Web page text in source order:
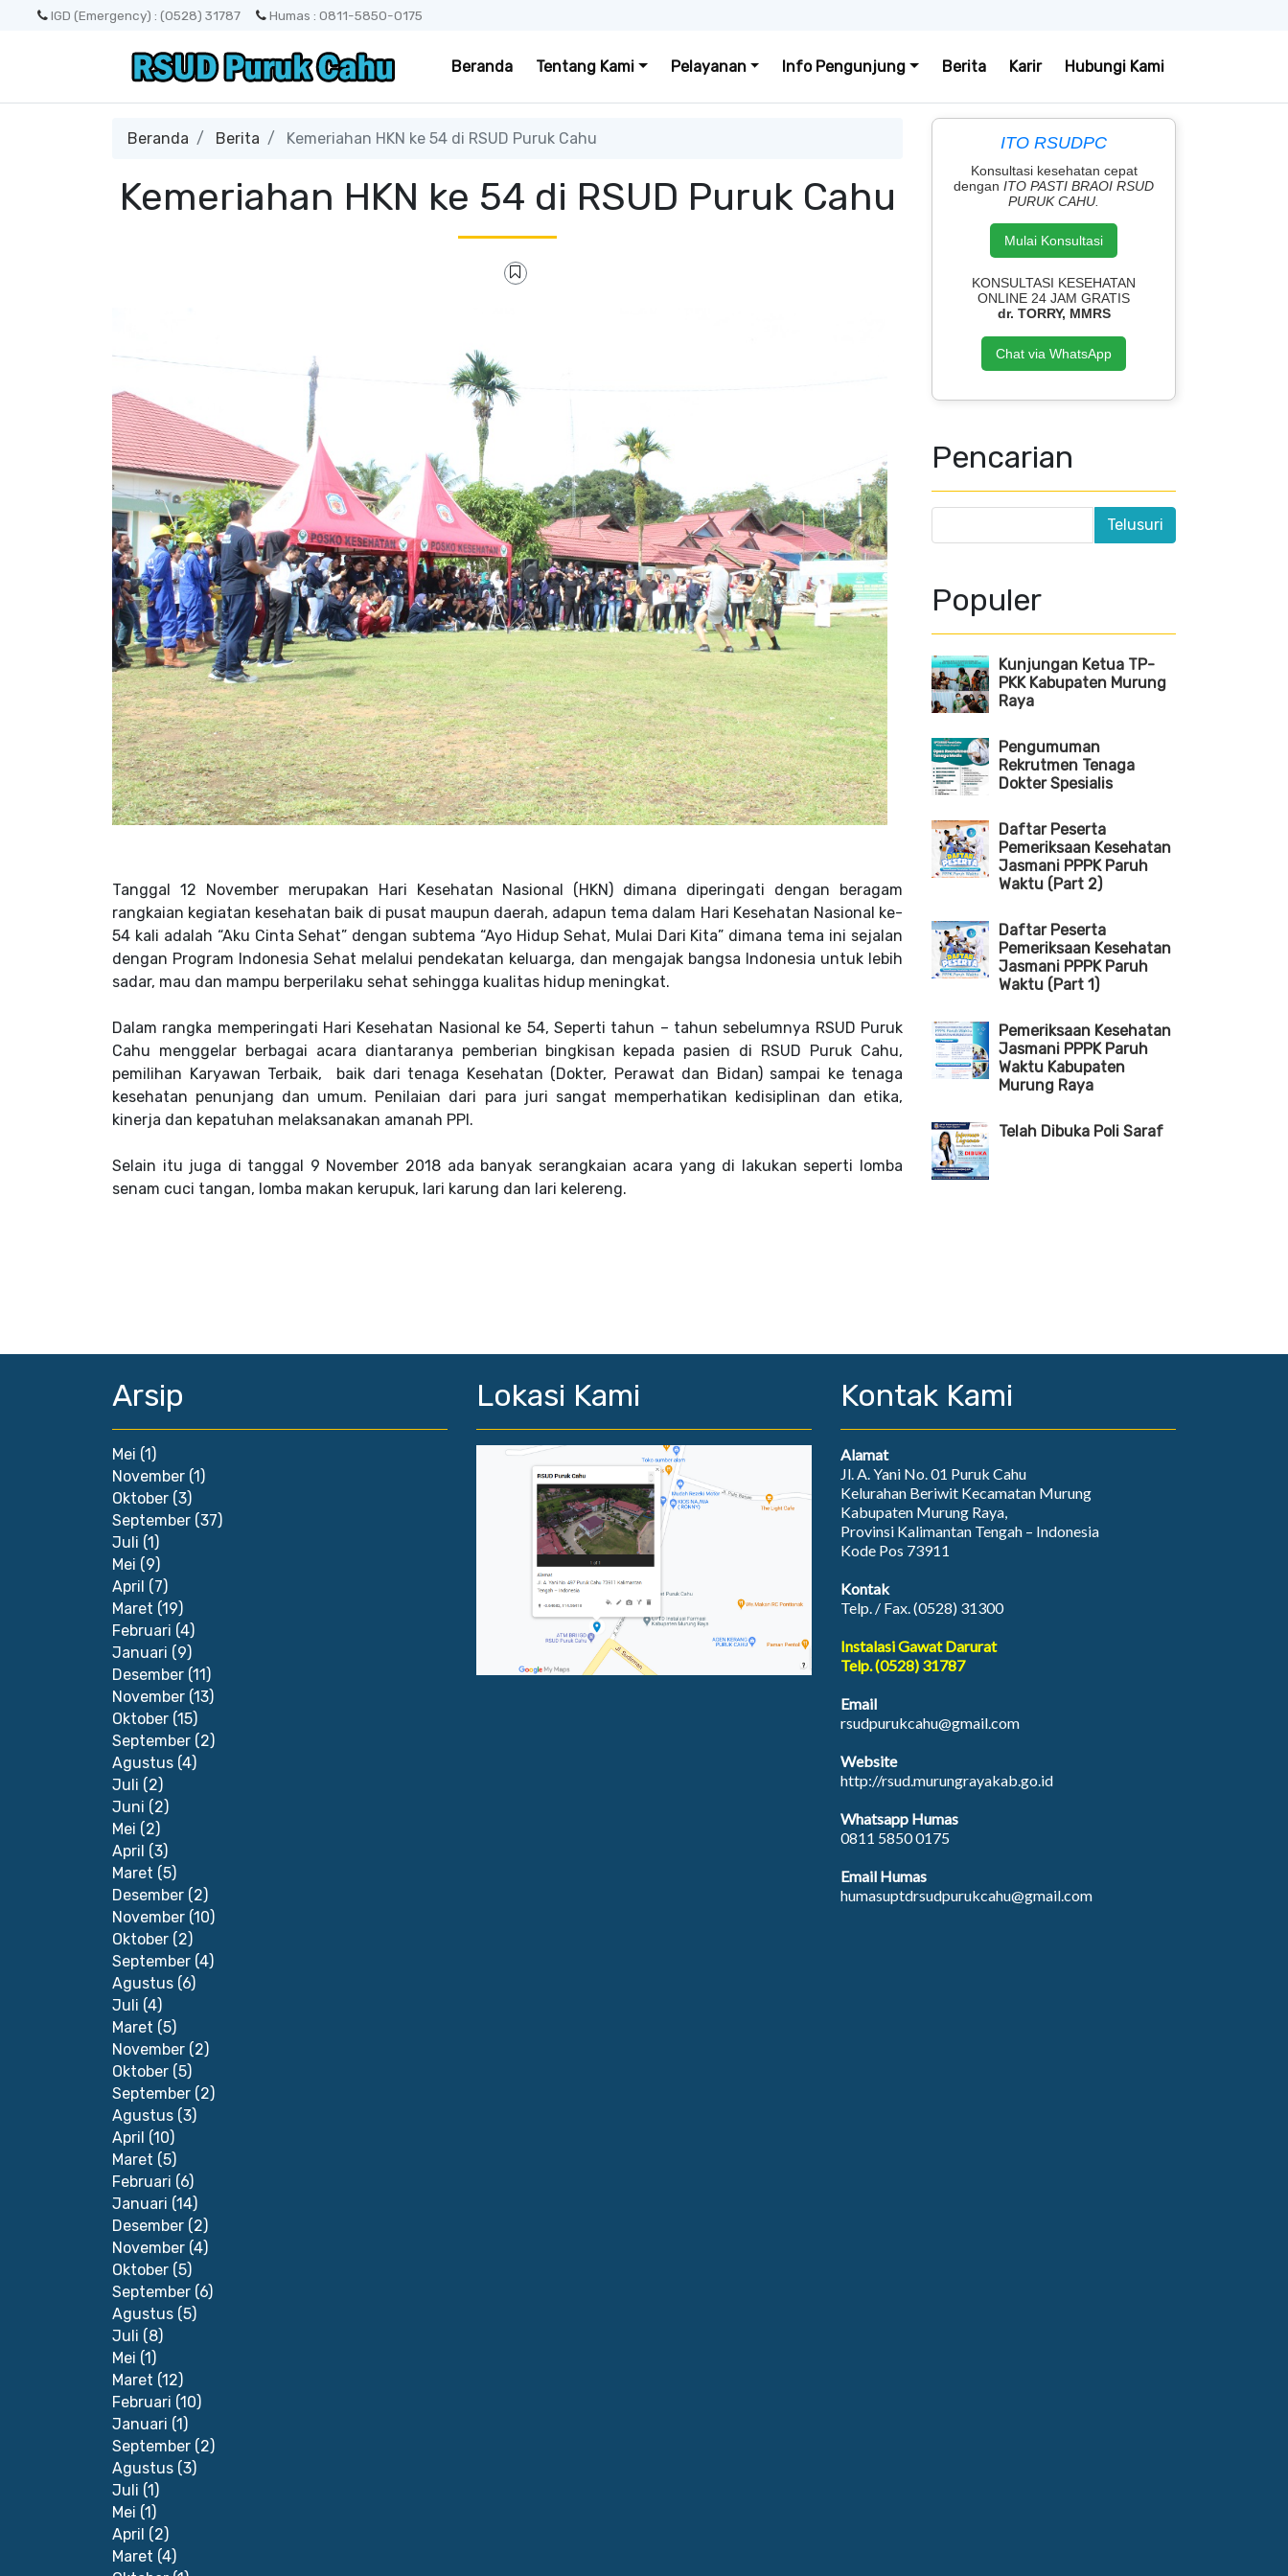
IGD (Emergency) : (0528) 31787 Humas : 0811-5850-0175
Beranda Tentang Kami Pelayanan Info Pengunjung Berita Karir Hubungi Kami
Beranda Berita Kemeriahan HKN ke 54 di RSUD Puruk Cahu
Kemeriahan HKN ke 54 di RSUD Puruk Cahu
Tanggal 12 November merupakan Hari Kesehatan Nasional (HKN) dimana diperingati dengan beragam
rangkaian kegiatan kesehatan baik di pusat maupun daerah, adapun tema dalam Hari Kesehatan Nasional ke-
54 kali adalah “Aku Cinta Sehat” dengan subtema “Ayo Hidup Sehat, Mulai Dari Kita” dimana tema ini sejalan
dengan Program Indonesia Sehat melalui pendekatan keluarga, dan mengajak bangsa Indonesia untuk lebih
sadar, mau dan mampu berperilaku sehat sehingga kualitas hidup meningkat.
Dalam rangka memperingati Hari Kesehatan Nasional ke 54, Seperti tahun – tahun sebelumnya RSUD Puruk
Cahu menggelar berbagai acara diantaranya pemberian bingkisan kepada pasien di RSUD Puruk Cahu,
pemilihan Karyawan Terbaik, baik dari tenaga Kesehatan (Dokter, Perawat dan Bidan) sampai ke tenaga
kesehatan penunjang dan umum. Penilaian dari para juri sangat memperhatikan kedisiplinan dan etika,
kinerja dan kepatuhan melaksanakan amanah PPI.
Selain itu juga di tanggal 9 November 2018 ada banyak serangkaian acara yang di lakukan seperti lomba
senam cuci tangan, lomba makan kerupuk, lari karung dan lari kelereng.
ITO RSUDPC
Konsultasi kesehatan cepat
dengan ITO PASTI BRAOI RSUD
PURUK CAHU.
Mulai Konsultasi
KONSULTASI KESEHATAN
ONLINE 24 JAM GRATIS
dr. TORRY, MMRS
Chat via WhatsApp
Pencarian
Populer
Kunjungan Ketua TP-
PKK Kabupaten Murung
Raya
Pengumuman
Rekrutmen Tenaga
Dokter Spesialis
Daftar Peserta
Pemeriksaan Kesehatan
Jasmani PPPK Paruh
Waktu (Part 2)
Daftar Peserta
Pemeriksaan Kesehatan
Jasmani PPPK Paruh
Waktu (Part 1)
Pemeriksaan Kesehatan
Jasmani PPPK Paruh
Waktu Kabupaten
Murung Raya
Telah Dibuka Poli Saraf
Arsip
Mei (1)
November (1)
Oktober (3)
September (37)
Juli (1)
Mei (9)
April (7)
Maret (19)
Februari (4)
Januari (9)
Desember (11)
November (13)
Oktober (15)
September (2)
Agustus (4)
Juli (2)
Juni (2)
Mei (2)
April (3)
Maret (5)
Desember (2)
November (10)
Oktober (2)
September (4)
Agustus (6)
Juli (4)
Maret (5)
November (2)
Oktober (5)
September (2)
Agustus (3)
April (10)
Maret (5)
Februari (6)
Januari (14)
Desember (2)
November (4)
Oktober (5)
September (6)
Agustus (5)
Juli (8)
Mei (1)
Maret (12)
Februari (10)
Januari (1)
September (2)
Agustus (3)
Juli (1)
Mei (1)
April (2)
Maret (4)
Lokasi Kami Kontak Kami
Alamat
Jl. A. Yani No. 01 Puruk Cahu
Kelurahan Beriwit Kecamatan Murung
Kabupaten Murung Raya,
Provinsi Kalimantan Tengah – Indonesia
Kode Pos 73911
Kontak
Telp. / Fax. (0528) 31300
Instalasi Gawat Darurat
Telp. (0528) 31787
Email
rsudpurukcahu@gmail.com
Website
http://rsud.murungrayakab.go.id
Whatsapp Humas
0811 5850 0175
Email Humas
humasuptdrsudpurukcahu@gmail.com